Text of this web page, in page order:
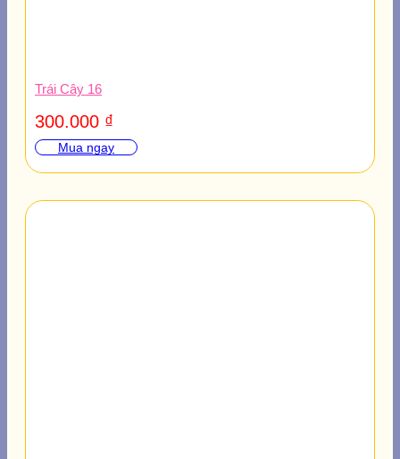
Trái Cây 16
300.000 ₫
Mua ngay